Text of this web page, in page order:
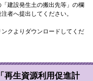
建設発生土の搬出先等」の欄
者へ提出してください。
クよりダウンロードしてくだ
再生資源利用促進計